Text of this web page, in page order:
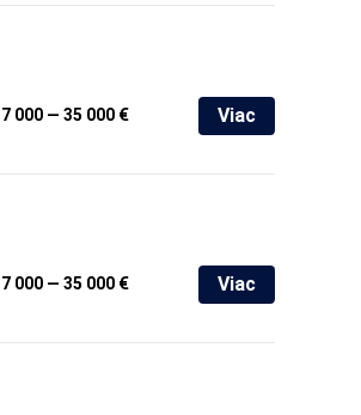
7 000 — 35 000 € Viac
7 000 — 35 000 € Viac